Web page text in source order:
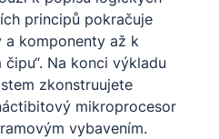
principů pokračuje
komponenty až k
čipu“. Na konci výkladu
zkonstruujete
mikroprocesor
vybavením.